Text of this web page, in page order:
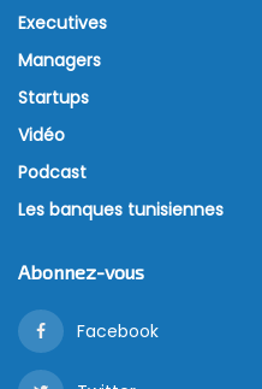
Executives
Managers
Startups
Vidéo
Podcast
Les banques tunisiennes
Abonnez-vous
Facebook